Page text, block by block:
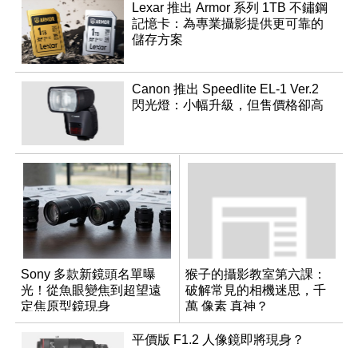
Lexar 推出 Armor 系列 1TB 不鏽鋼
記憶卡：為專業攝影提供更可靠的
儲存方案
Canon 推出 Speedlite EL-1 Ver.2
閃光燈：小幅升級，但售價格卻高
Sony 多款新鏡頭名單曝
光！從魚眼變焦到超望遠
定焦原型鏡現身
猴子的攝影教室第六課：
破解常見的相機迷思，千
萬 像素 真神？
平價版 F1.2 人像鏡即將現身？